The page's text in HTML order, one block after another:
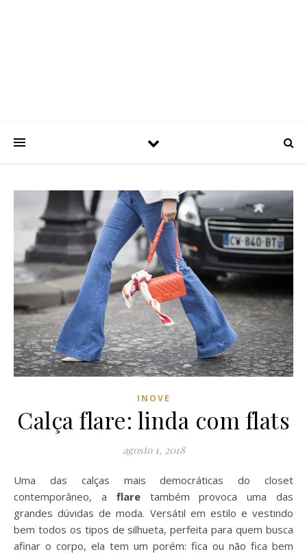
INOVE
Calça flare: linda com flats
agosto 1, 2018
Uma das calças mais democráticas do closet
contemporâneo, a flaretambém provoca uma das
grandes dúvidas de moda. Versátil em estilo e vestindo
bem todos os tipos de silhueta, perfeita para quem busca
afinar o corpo, ela tem um porém: fica ou não fica bem